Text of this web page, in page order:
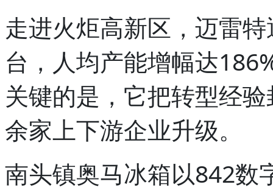
走进火炬高新区，迈雷
台，人均产能增幅达
关键的是，它把转型经
余家上下游企业升级。
南头镇奥马冰箱以842数